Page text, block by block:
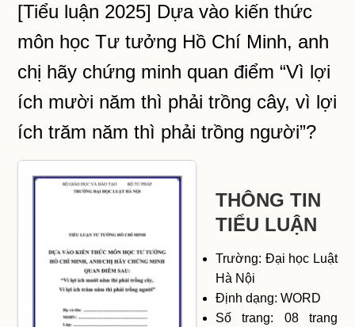
[Tiểu luận 2025] Dựa vào kiến thức
môn học Tư tưởng Hồ Chí Minh, anh
chị hãy chứng minh quan điểm “Vì lợi
ích mười năm thì phải trồng cây, vì lợi
ích trăm năm thì phải trồng người”?
THÔNG TIN
TIỂU LUẬN
Trường: Đại học Luật
Hà Nội
Định dạng: WORD
Số trang: 08 trang